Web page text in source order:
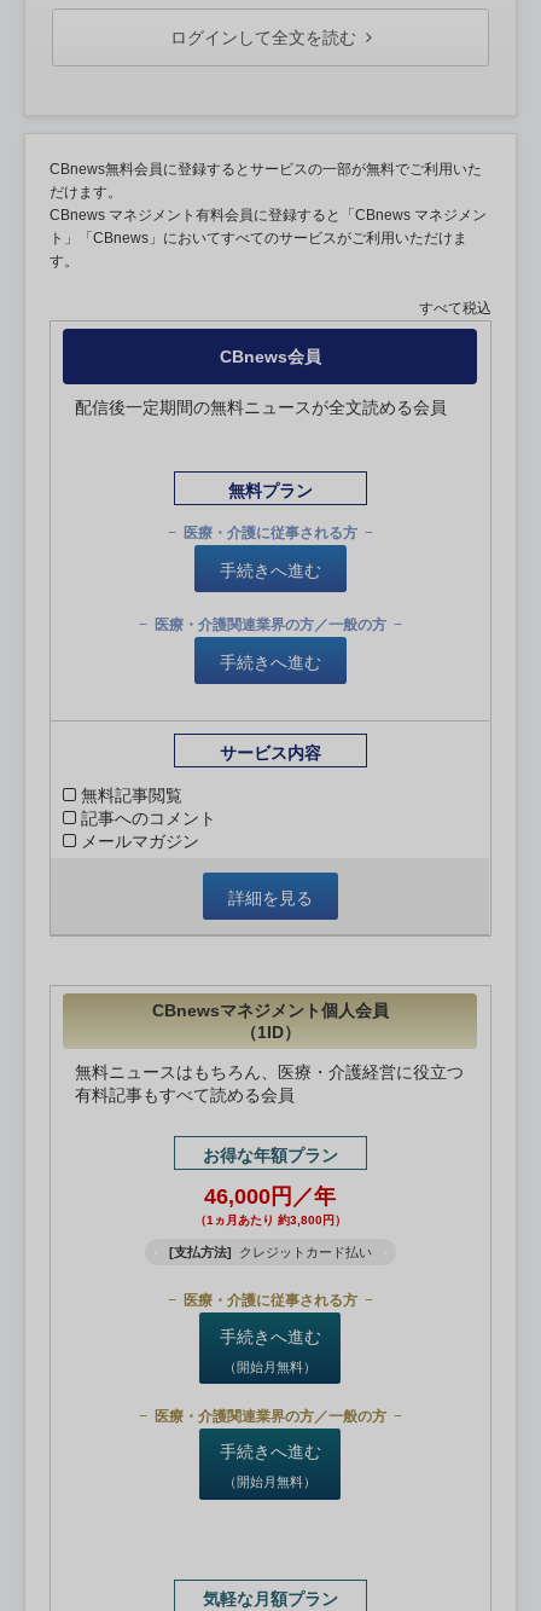
ログインして全文を読む
CBnews無料会員に登録するとサービスの一部が無料でご利用いた
だけます。
CBnews マネジメント有料会員に登録すると「CBnews マネジメン
ト」「CBnews」においてすべてのサービスがご利用いただけま
す。
すべて税込
CBnews会員
配信後一定期間の無料ニュースが全文読める会員
無料プラン
医療・介護に従事される方
手続きへ進む
医療・介護関連業界の方／一般の方
手続きへ進む
サービス内容
無料記事閲覧
記事へのコメント
メールマガジン
詳細を見る
CBnewsマネジメント個人会員
（1ID）
無料ニュースはもちろん、医療・介護経営に役立つ
有料記事もすべて読める会員
お得な年額プラン
46,000円／年
（1ヵ月あたり 約3,800円）
[支払方法] クレジットカード払い
医療・介護に従事される方
手続きへ進む
（開始月無料）
医療・介護関連業界の方／一般の方
手続きへ進む
（開始月無料）
気軽な月額プラン